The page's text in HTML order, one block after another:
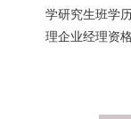
学研究生班学
理企业经理资格